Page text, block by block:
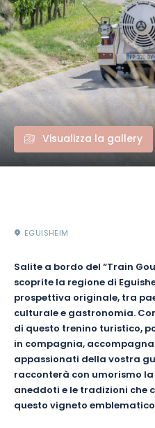
Visualizza la gallery
EGUISHEIM
Salite a bordo del “Train
scoprite la regione di
prospettiva originale, tra
culturale e gastronomia.
di questo trenino turistico,
in compagnia,
appassionati della vostra
racconterà con umorismo
aneddoti e le tradizioni che
questo vigneto emblematico